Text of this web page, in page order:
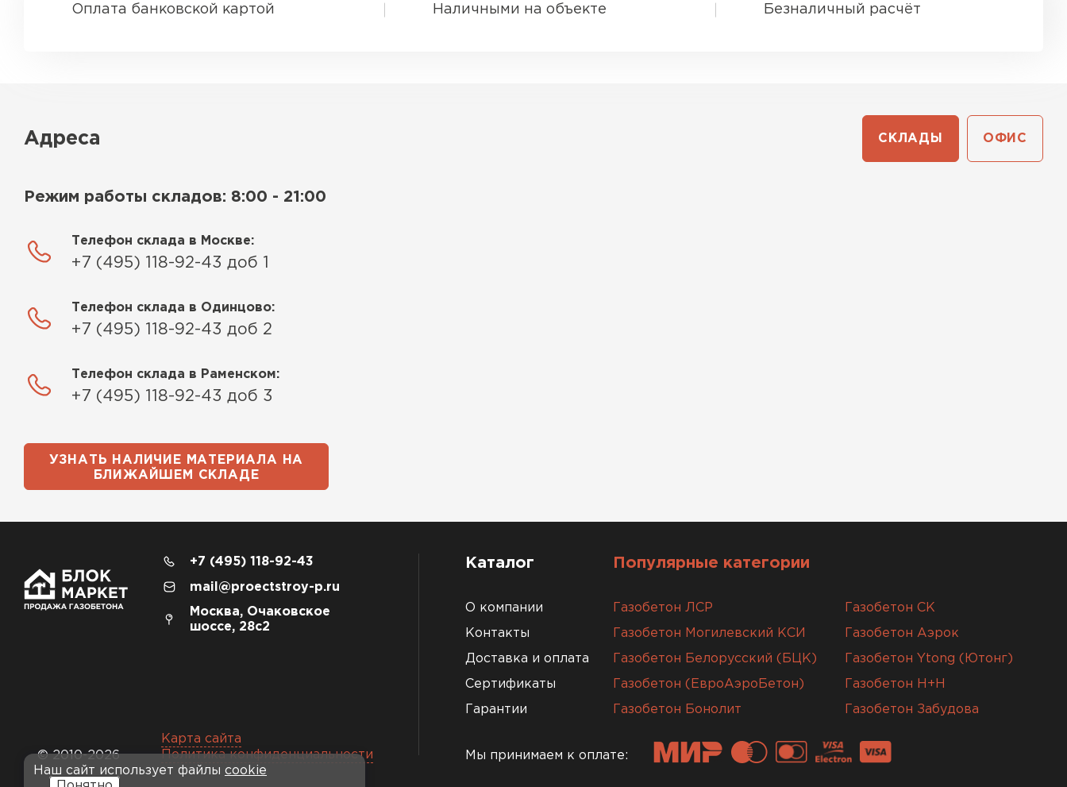
Оплата банковской картой Наличными на объекте Безналичный расчёт
Адреса СКЛАДЫ ОФИС
Режим работы складов: 8:00 - 21:00
Телефон склада в Москве:
+7 (495) 118-92-43 доб 1
Телефон склада в Одинцово:
+7 (495) 118-92-43 доб 2
Телефон склада в Раменском:
+7 (495) 118-92-43 доб 3
УЗНАТЬ НАЛИЧИЕ МАТЕРИАЛА НА
БЛИЖАЙШЕМ СКЛАДЕ
© 2010-2026
+7 (495) 118-92-43
mail@proectstroy-p.ru
Москва, Очаковское
шоссе, 28с2
Карта сайта
Политика конфиденциальности
Каталог
О компании
Контакты
Доставка и оплата
Сертификаты
Гарантии
Популярные категории
Газобетон ЛСР Газобетон СК
Газобетон Могилевский КСИ Газобетон Аэрок
Газобетон Белорусский (БЦК) Газобетон Ytong (Ютонг)
Газобетон (ЕвроАэроБетон) Газобетон H+H
Газобетон Бонолит Газобетон Забудова
Мы принимаем к оплате:
Наш сайт использует файлы cookie